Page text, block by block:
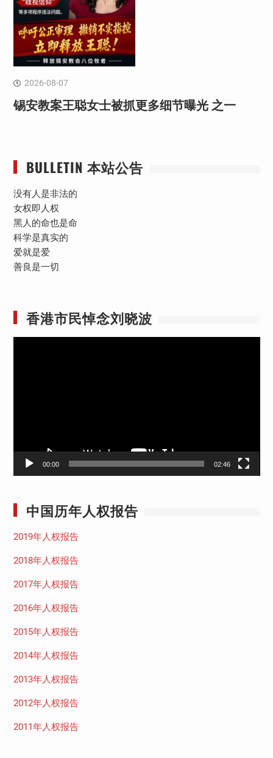
2026-08-07
锡安教案王聪女士被抓更多细节曝光 之一
BULLETIN 本站公告
没有人是非法的
女权即人权
黑人的命也是命
科学是真实的
爱就是爱
善良是一切
香港市民悼念刘晓波
00:00 02:46
中国历年人权报告
2019年人权报告
2018年人权报告
2017年人权报告
2016年人权报告
2015年人权报告
2014年人权报告
2013年人权报告
2012年人权报告
2011年人权报告